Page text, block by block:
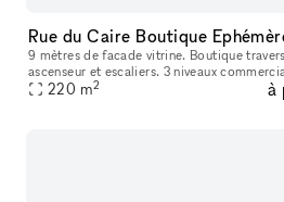
Rue du Caire Boutique
9 mètres de facade vitrine. Boutique traversante sur 3 niveaux avec
ascenseur et escaliers. 3 niveaux commercial: 70m2 au rez de chaussé,
220 m2 à